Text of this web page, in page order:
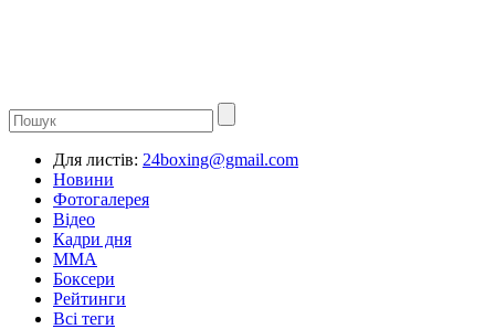
Для листів: 24boxing@gmail.com
Новини
Фотогалерея
Відео
Кадри дня
ММА
Боксери
Рейтинги
Всі теги